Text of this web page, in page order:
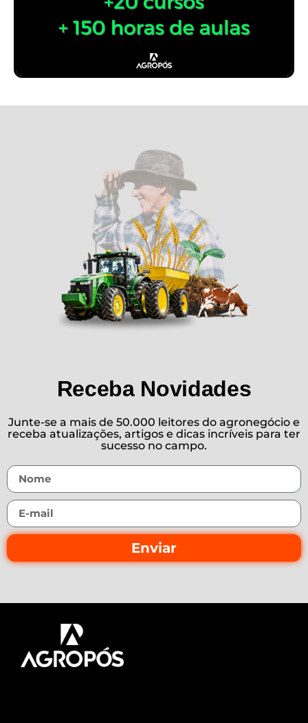
Receba Novidades
Junte-se a mais de 50.000 leitores do agronegócio e
receba atualizações, artigos e dicas incríveis para ter
sucesso no campo.
Enviar